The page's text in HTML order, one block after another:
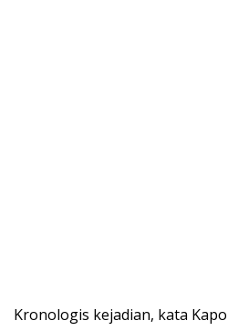
Kronologis kejadian, kata